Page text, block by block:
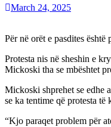
March 24, 2025
Për në orët e pasdites
Protesta nis në sheshin e
Mickoski tha se mbështet
Mickoski shprehet se edhe
se ka tentime që protesta
“Kjo paraqet problem për